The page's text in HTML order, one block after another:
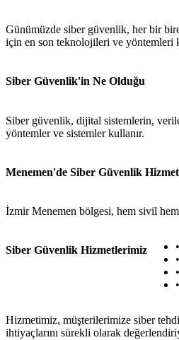
Günümüzde siber güvenlik, her bir
için en son teknolojileri ve yöntemleri
Siber Güvenlik'in Ne Olduğu
Siber güvenlik, dijital sistemlerin,
yöntemler ve sistemler kullanır.
Menemen'de Siber Güvenlik
İzmir Menemen bölgesi, hem sivil
Siber Güvenlik Hizmetlerimiz
Hizmetimiz, müşterilerimize siber
ihtiyaçlarını sürekli olarak